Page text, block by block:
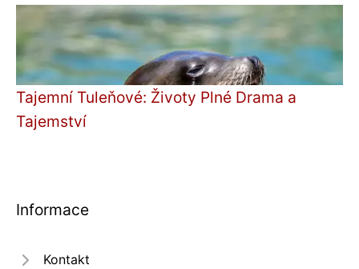
Tajemní Tuleňové: Životy Plné Drama a
Tajemství
Informace
Kontakt